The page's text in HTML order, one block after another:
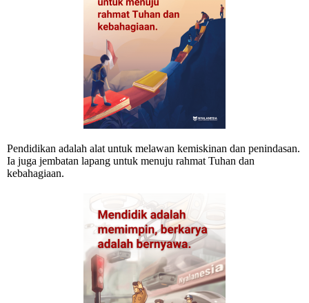
Pendidikan adalah alat untuk melawan kemiskinan dan penindasan.
Ia juga jembatan lapang untuk menuju rahmat Tuhan dan
kebahagiaan.